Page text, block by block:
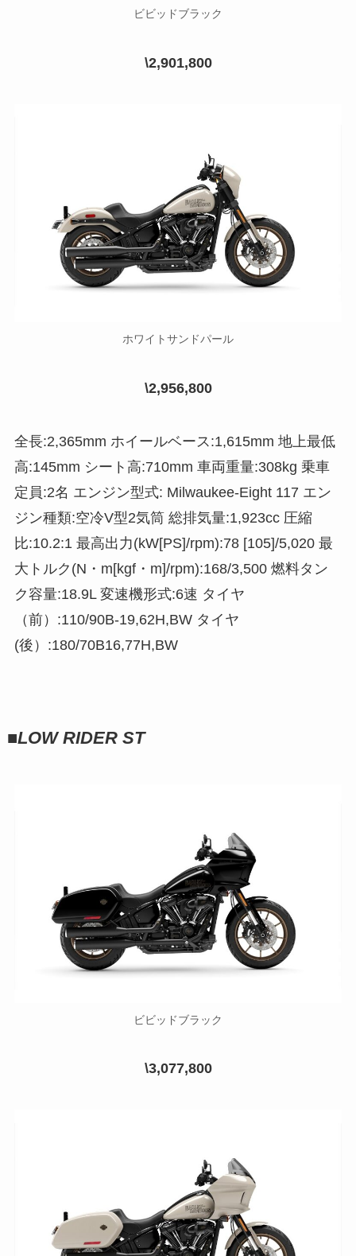
ビビッドブラック
\2,901,800
ホワイトサンドパール
\2,956,800
全長:2,365mm ホイールベース:1,615mm 地上最低
高:145mm シート高:710mm 車両重量:308kg 乗車
定員:2名 エンジン型式: Milwaukee-Eight 117 エン
ジン種類:空冷V型2気筒 総排気量:1,923cc 圧縮
比:10.2:1 最高出力(kW[PS]/rpm):78 [105]/5,020 最
大トルク(N・m[kgf・m]/rpm):168/3,500 燃料タン
ク容量:18.9L 変速機形式:6速 タイヤ
（前）:110/90B-19,62H,BW タイヤ
(後）:180/70B16,77H,BW
■LOW RIDER ST
ビビッドブラック
\3,077,800